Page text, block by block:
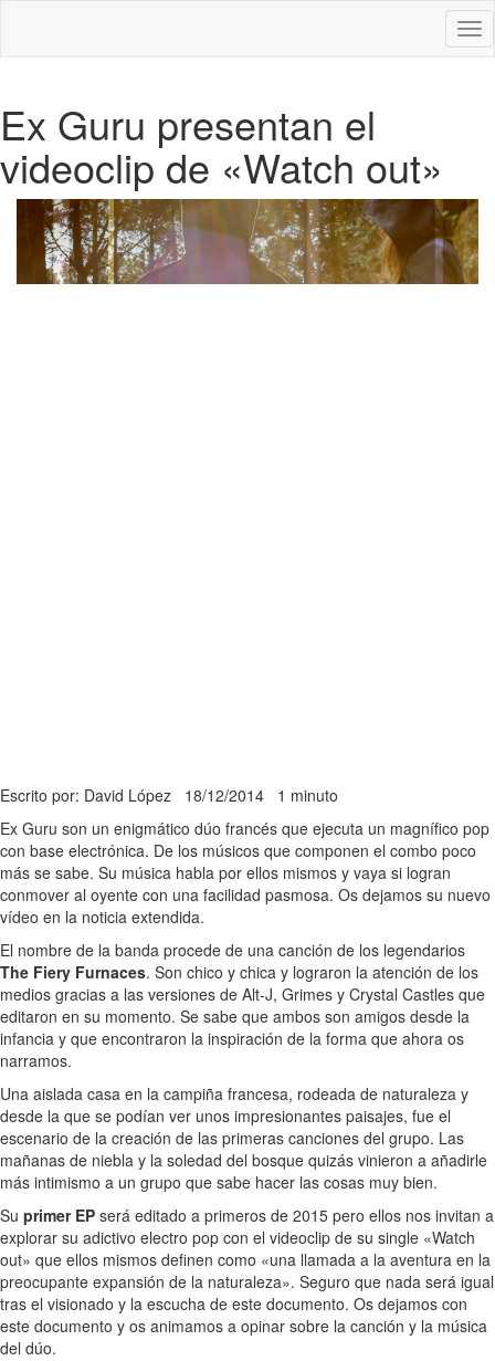
Ex Guru presentan el
videoclip de «Watch out»
Escrito por: David López 18/12/2014 1 minuto
Ex Guru son un enigmático dúo francés que ejecuta un magnífico pop
con base electrónica. De los músicos que componen el combo poco
más se sabe. Su música habla por ellos mismos y vaya si logran
conmover al oyente con una facilidad pasmosa. Os dejamos su nuevo
vídeo en la noticia extendida.
El nombre de la banda procede de una canción de los legendarios
The Fiery Furnaces. Son chico y chica y lograron la atención de los
medios gracias a las versiones de Alt-J, Grimes y Crystal Castles que
editaron en su momento. Se sabe que ambos son amigos desde la
infancia y que encontraron la inspiración de la forma que ahora os
narramos.
Una aislada casa en la campiña francesa, rodeada de naturaleza y
desde la que se podían ver unos impresionantes paisajes, fue el
escenario de la creación de las primeras canciones del grupo. Las
mañanas de niebla y la soledad del bosque quizás vinieron a añadirle
más intimismo a un grupo que sabe hacer las cosas muy bien.
Su primer EP será editado a primeros de 2015 pero ellos nos invitan a
explorar su adictivo electro pop con el videoclip de su single «Watch
out» que ellos mismos definen como «una llamada a la aventura en la
preocupante expansión de la naturaleza». Seguro que nada será igual
tras el visionado y la escucha de este documento. Os dejamos con
este documento y os animamos a opinar sobre la canción y la música
del dúo.